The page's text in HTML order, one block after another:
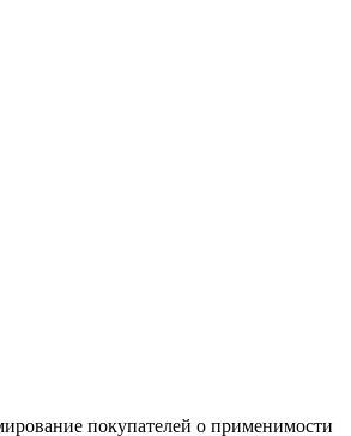
покупателей о применимости